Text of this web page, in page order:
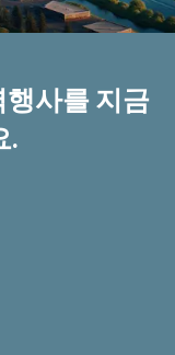
사를 지금
.